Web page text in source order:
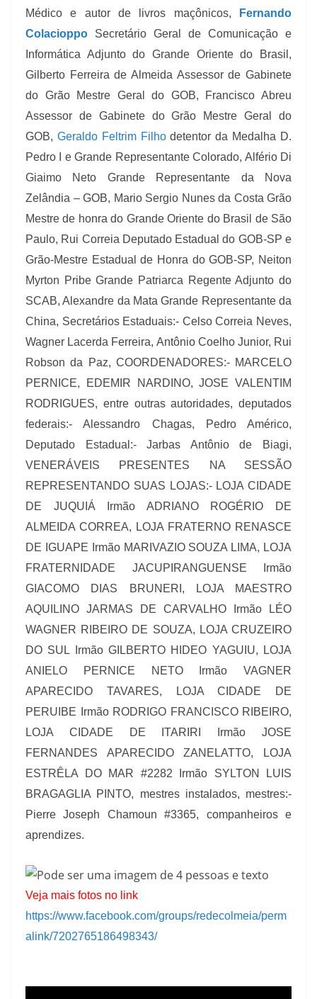
Médico e autor de livros maçônicos,
Fernando
Colacioppo Secretário Geral de Comunicação e
Informática Adjunto do Grande Oriente do Brasil,
Gilberto Ferreira de Almeida Assessor de Gabinete
do Grão Mestre Geral do GOB, Francisco Abreu
Assessor de Gabinete do Grão Mestre Geral do
GOB, Geraldo Feltrim Filhodetentor da Medalha D.
Pedro I e Grande Representante Colorado, Alfério Di
Giaimo Neto Grande Representante da Nova
Zelândia – GOB, Mario Sergio Nunes da Costa Grão
Mestre de honra do Grande Oriente do Brasil de São
Paulo, Rui Correia Deputado Estadual do GOB-SP e
Grão-Mestre Estadual de Honra do GOB-SP, Neiton
Myrton Pribe Grande Patriarca Regente Adjunto do
SCAB, Alexandre da Mata Grande Representante da
China, Secretários Estaduais:- Celso Correia Neves,
Wagner Lacerda Ferreira, Antônio Coelho Junior, Rui
Robson da Paz, COORDENADORES:- MARCELO
PERNICE, EDEMIR NARDINO, JOSE VALENTIM
RODRIGUES, entre outras autoridades, deputados
federais:- Alessandro Chagas, Pedro Américo,
Deputado Estadual:- Jarbas Antônio de Biagi,
VENERÁVEIS PRESENTES NA SESSÃO
REPRESENTANDO SUAS LOJAS:- LOJA CIDADE
DE JUQUIÁ Irmão ADRIANO ROGÉRIO DE
ALMEIDA CORREA, LOJA FRATERNO RENASCE
DE IGUAPE Irmão MARIVAZIO SOUZA LIMA, LOJA
FRATERNIDADE JACUPIRANGUENSE Irmão
GIACOMO DIAS BRUNERI, LOJA MAESTRO
AQUILINO JARMAS DE CARVALHO Irmão LÉO
WAGNER RIBEIRO DE SOUZA, LOJA CRUZEIRO
DO SUL Irmão GILBERTO HIDEO YAGUIU, LOJA
ANIELO PERNICE NETO Irmão VAGNER
APARECIDO TAVARES, LOJA CIDADE DE
PERUIBE Irmão RODRIGO FRANCISCO RIBEIRO,
LOJA CIDADE DE ITARIRI Irmão JOSE
FERNANDES APARECIDO ZANELATTO, LOJA
ESTRÊLA DO MAR #2282 Irmão SYLTON LUIS
BRAGAGLIA PINTO, mestres instalados, mestres:-
Pierre Joseph Chamoun #3365, companheiros e
aprendizes.
Veja mais fotos no link
https://www.facebook.com/groups/redecolmeia/perm
alink/7202765186498343/